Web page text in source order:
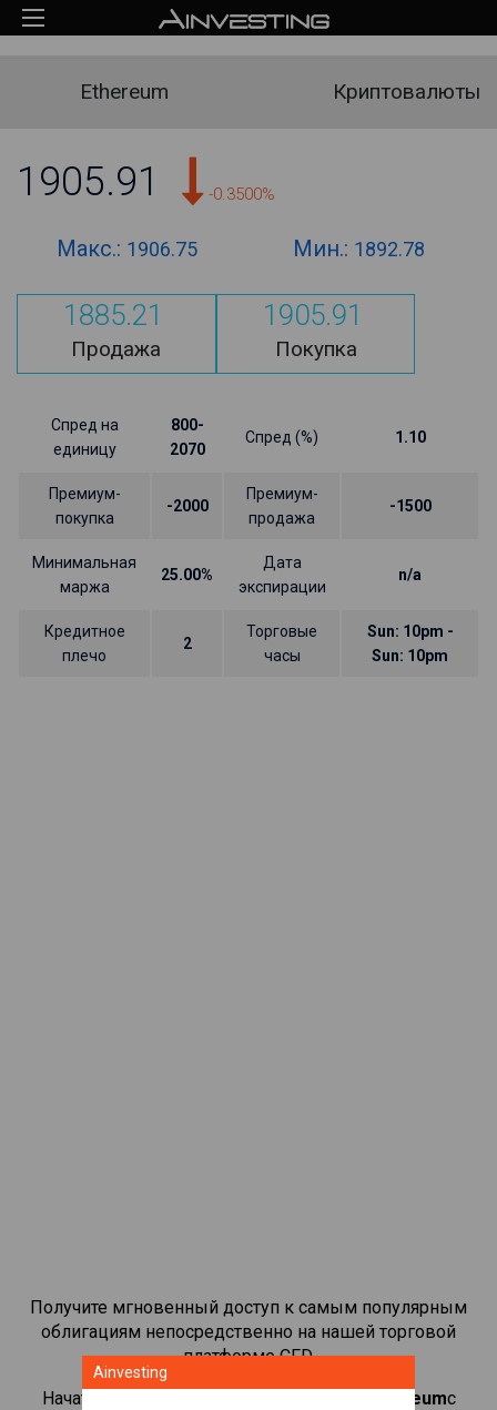
Ethereum Криптовалюты
1905.91 -0.3500%
Макс.: 1906.75 Мин.: 1892.78
1885.21
Продажа
1905.91
Покупка
Спред на
единицу
800-
2070
Спред (%) 1.10
Премиум-
покупка
-2000
Премиум-
продажа
-1500
Минимальная
маржа
25.00%
Дата
экспирации
n/a
Кредитное
плечо
2
Торговые
часы
Sun: 10pm -
Sun: 10pm
Получите мгновенный доступ к самым популярным
облигациям непосредственно на нашей торговой
платформе CFD.
Начать торговать CFD-контрактами на
Ethereumс
Ainvesting